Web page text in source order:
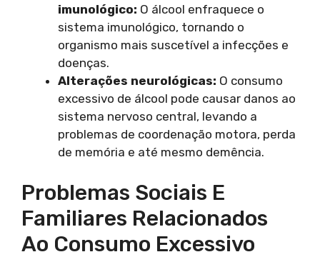
imunológico: O álcool enfraquece o
sistema imunológico, tornando o
organismo mais suscetível a infecções e
doenças.
Alterações neurológicas: O consumo
excessivo de álcool pode causar danos ao
sistema nervoso central, levando a
problemas de coordenação motora, perda
de memória e até mesmo demência.
Problemas Sociais E
Familiares Relacionados
Ao Consumo Excessivo